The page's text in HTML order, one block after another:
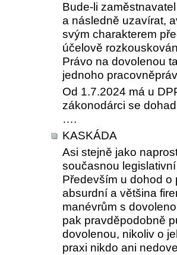
Bude-li
a následně uzavírat,
svým charakterem
účelově
Právo na dovolenou
jednoho
Od 1.7.2024 má u
zákonodárci se
….
KASKÁDA
Asi stejně jako
současnou
Především u dohod o
absurdní a většina
manévrům s
pak pravděpodobně
dovolenou, nikoliv o
praxi nikdo ani